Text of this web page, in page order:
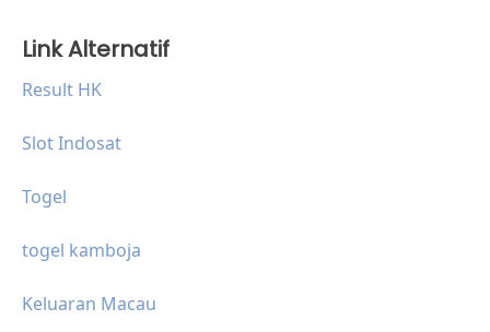
Link Alternatif
Result HK
Slot Indosat
Togel
togel kamboja
Keluaran Macau